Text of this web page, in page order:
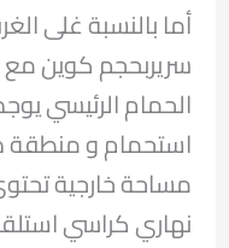
أما بالنسبة غلى
سريربحجم كوين مع
الحمام الرئيسي
استحمام و منطقة
مساحة خارجية
نهاري كراسي